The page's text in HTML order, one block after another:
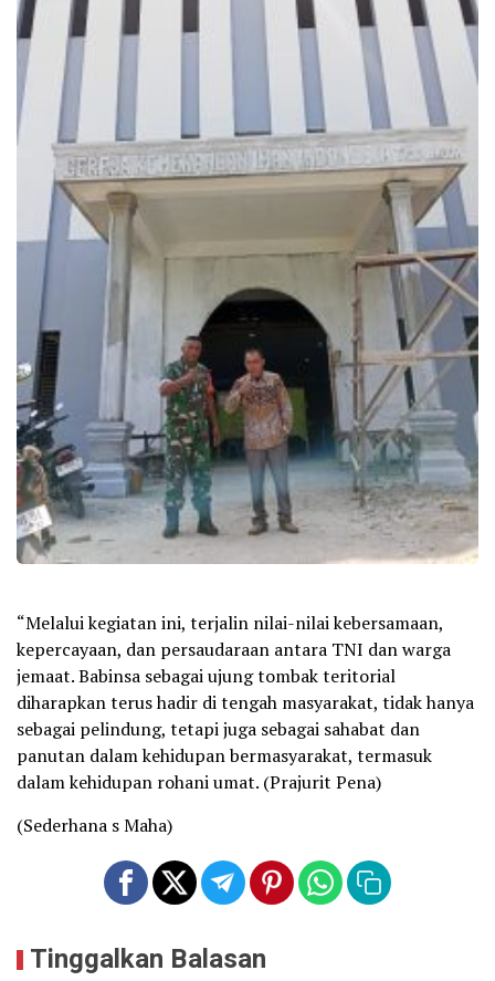
“Melalui kegiatan ini, terjalin nilai-nilai kebersamaan,
kepercayaan, dan persaudaraan antara TNI dan warga
jemaat. Babinsa sebagai ujung tombak teritorial
diharapkan terus hadir di tengah masyarakat, tidak hanya
sebagai pelindung, tetapi juga sebagai sahabat dan
panutan dalam kehidupan bermasyarakat, termasuk
dalam kehidupan rohani umat. (Prajurit Pena)
(Sederhana s Maha)
Tinggalkan Balasan